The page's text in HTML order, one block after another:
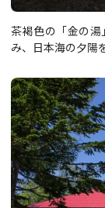
茶褐色の「金の
み、日本海の夕陽